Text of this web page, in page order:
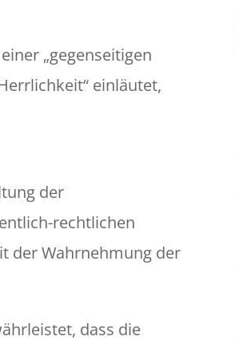
„gegenseitigen
einläutet,
der
rechtlichen
der Wahrnehmung der
dass die